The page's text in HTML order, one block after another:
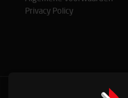
Privacy Policy